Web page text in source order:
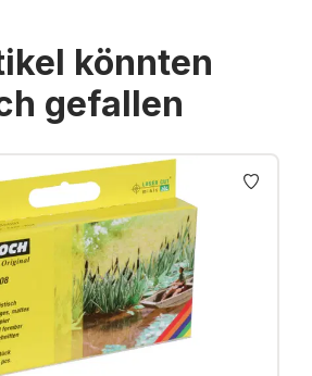
könnten
gefallen